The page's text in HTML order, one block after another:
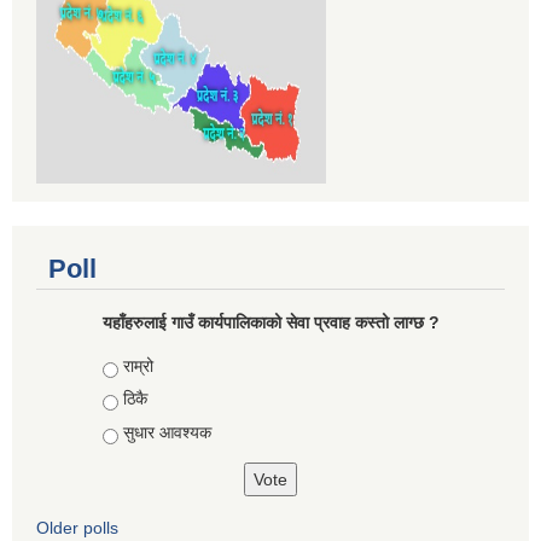
Poll
यहाँहरुलाई गाउँ कार्यपालिकाको सेवा प्रवाह कस्तो लाग्छ ?
Choices
राम्रो
ठिकै
सुधार आवश्यक
Older polls